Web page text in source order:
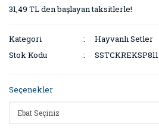
31,49 TL den başlayan taksitlerle!
Kategori
Hayvanlı Setler
Stok Kodu
SSTCKREKSP811
Seçenekler